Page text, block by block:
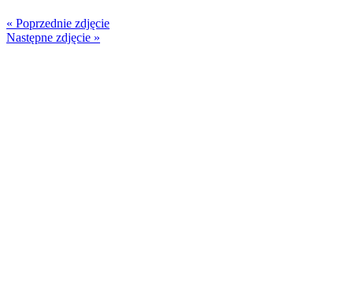
« Poprzednie zdjęcie
Następne zdjęcie »